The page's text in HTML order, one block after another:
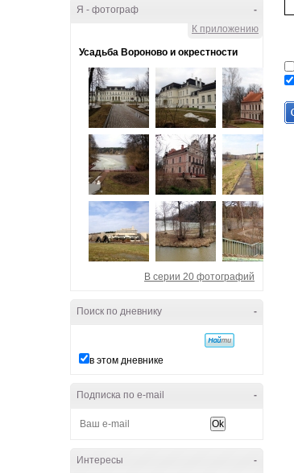
-
Я - фотограф
К приложению
Усадьба Вороново и окрестности
В серии 20 фотографий
-
Поиск по дневнику
в этом дневнике
-
Подписка по e-mail
-
Интересы